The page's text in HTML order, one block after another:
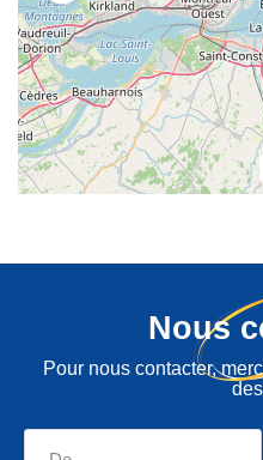
Nous
Pour nous contacter,